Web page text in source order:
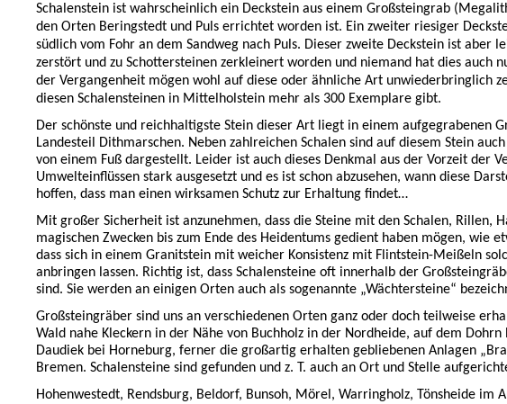
Schalenstein ist wahrscheinlich ein Deckstein aus einem Großsteingrab
den Orten Beringstedt und Puls errichtet worden ist. Ein zweiter riesiger
südlich vom Fohr an dem Sandweg nach Puls. Dieser zweite Deckstein ist aber
zerstört und zu Schottersteinen zerkleinert worden und niemand hat dies auch
der Vergangenheit mögen wohl auf diese oder ähnliche Art unwiederbringlich
diesen Schalensteinen in Mittelholstein mehr als 300 Exemplare gibt.
Der schönste und reichhaltigste Stein dieser Art liegt in einem aufgegrabenen
Landesteil Dithmarschen. Neben zahlreichen Schalen sind auf diesem Stein
von einem Fuß dargestellt. Leider ist auch dieses Denkmal aus der Vorzeit der
Umwelteinflüssen stark ausgesetzt und es ist schon abzusehen, wann diese
hoffen, dass man einen wirksamen Schutz zur Erhaltung findet…
Mit großer Sicherheit ist anzunehmen, dass die Steine mit den Schalen, Rillen,
magischen Zwecken bis zum Ende des Heidentums gedient haben mögen, wie
dass sich in einem Granitstein mit weicher Konsistenz mit Flintstein-Meißeln
anbringen lassen. Richtig ist, dass Schalensteine oft innerhalb der
sind. Sie werden an einigen Orten auch als sogenannte „Wächtersteine“
Großsteingräber sind uns an verschiedenen Orten ganz oder doch teilweise
Wald nahe Kleckern in der Nähe von Buchholz in der Nordheide, auf dem
Daudiek bei Horneburg, ferner die großartig erhalten gebliebenen Anlagen
Bremen. Schalensteine sind gefunden und z. T. auch an Ort und Stelle
Hohenwestedt, Rendsburg, Beldorf, Bunsoh, Mörel, Warringholz, Tönsheide im